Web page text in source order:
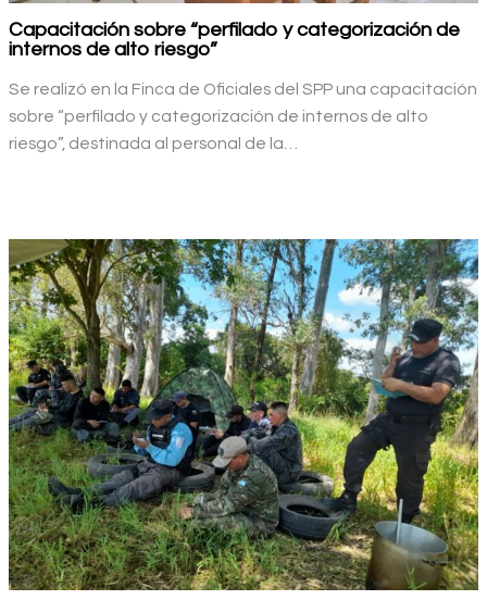
Capacitación sobre “perfilado y categorización de
internos de alto riesgo”
Se realizó en la Finca de Oficiales del SPP una capacitación
sobre “perfilado y categorización de internos de alto
riesgo”, destinada al personal de la…